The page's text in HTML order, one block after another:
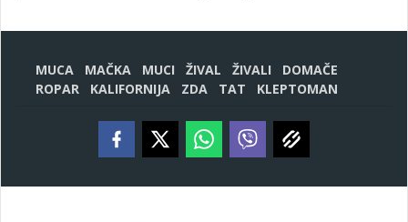
MUCA MAČKA MUCI ŽIVAL ŽIVALI
DOMAČE
ROPAR
KALIFORNIJA ZDA TAT KLEPTOMAN